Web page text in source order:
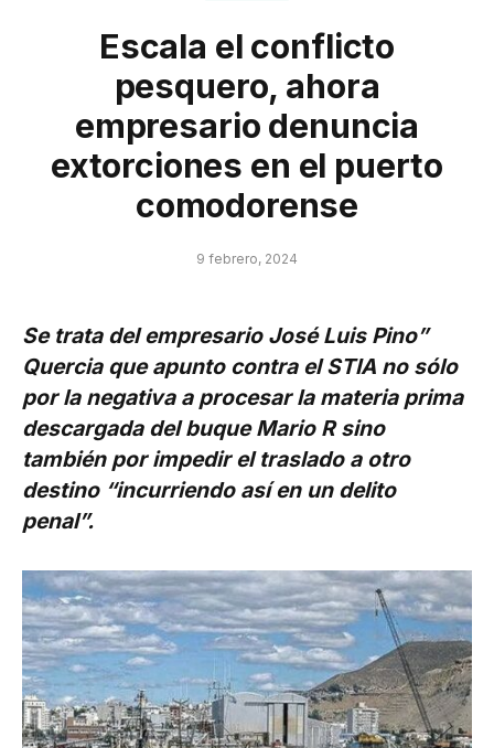
Escala el conflicto
pesquero, ahora
empresario denuncia
extorciones en el puerto
comodorense
9 febrero, 2024
Se trata del empresario José Luis Pino”
Quercia que apunto contra el STIA no sólo
por la negativa a procesar la materia prima
descargada del buque Mario R sino
también por impedir el traslado a otro
destino “incurriendo así en un delito
penal”.